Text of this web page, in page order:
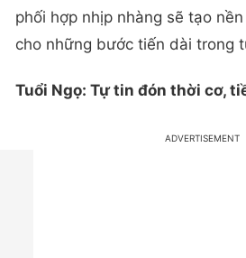
phối hợp nhịp nhàng sẽ tạo
cho những bước tiến dài trong
Tuổi Ngọ: Tự tin đón thời cơ,